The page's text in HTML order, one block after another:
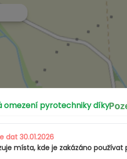
omezení pyrotechniky díky
dat 30.01.2026
místa, kde je zakázáno
používat ohňostroje?